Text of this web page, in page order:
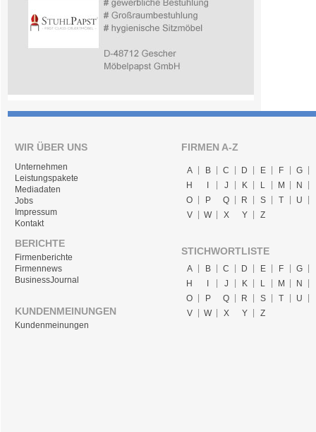
WIR ÜBER UNS
Unternehmen
Leistungspakete
Mediadaten
Jobs
Impressum
Kontakt
BERICHTE
Firmenberichte
Firmennews
BusinessJournal
KUNDENMEINUNGEN
Kundenmeinungen
FIRMEN A-Z
A B C D E F
G
H
J K L M
N
O
P Q R S T
U
V
W X Y Z
STICHWORTLISTE
A B C D E F
G
H
I J K L M
N
O
P Q R S T
U
V
W X Y Z